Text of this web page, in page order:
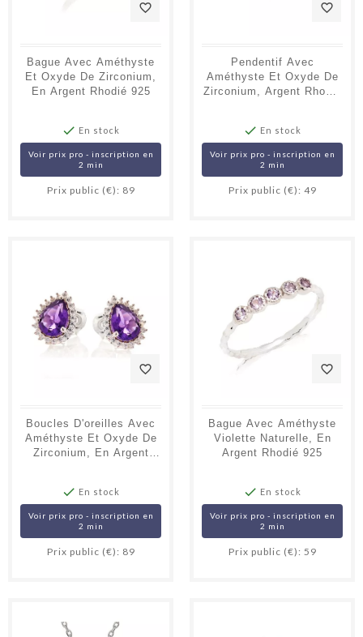
favorite_border
Bague Avec Améthyste
Et Oxyde De Zirconium,
En Argent Rhodié 925
 En stock
Voir prix pro - inscription en
2 min
Prix public (€): 89
favorite_border
Pendentif Avec
Améthyste Et Oxyde De
Zirconium, Argent Rhodié
 En stock
Voir prix pro - inscription en
2 min
Prix public (€): 49
favorite_border
Boucles D'oreilles Avec
Améthyste Et Oxyde De
Zirconium, En Argent
 En stock
Voir prix pro - inscription en
2 min
Prix public (€): 89
favorite_border
Bague Avec Améthyste
Violette Naturelle, En
Argent Rhodié 925
 En stock
Voir prix pro - inscription en
2 min
Prix public (€): 59